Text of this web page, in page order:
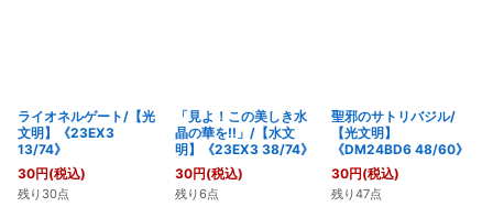
ライオネルゲート/【光
文明】《23EX3
13/74》
30円(税込)
残り30点
「見よ！この美しき水
晶の華を!!」/【水文
明】《23EX3 38/74》
30円(税込)
残り6点
聖邪のサトリバジル/
【光文明】
《DM24BD6 48/60》
30円(税込)
残り47点